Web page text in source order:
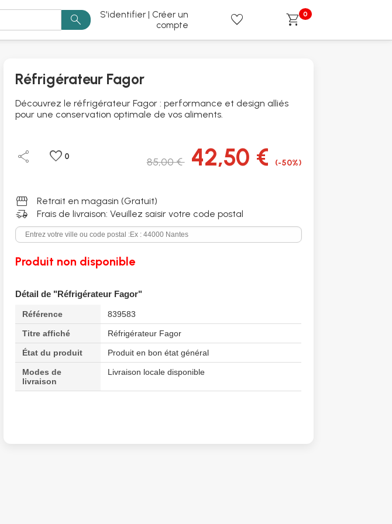
search
S'identifier | Créer un
compte
favorite shopping_cart 0
Réfrigérateur Fagor
Découvrez le réfrigérateur Fagor : performance et design alliés
pour une conservation optimale de vos aliments.
share favorite 0 85,00 € 42,50 € (-50%)
storefront Retrait en magasin (Gratuit)
delivery_truck_speed Frais de livraison: Veuillez saisir votre code postal
Produit non disponible
Détail de "Réfrigérateur Fagor"
Référence 839583
Titre affiché Réfrigérateur Fagor
État du produit Produit en bon état général
Modes de
livraison
Livraison locale disponible